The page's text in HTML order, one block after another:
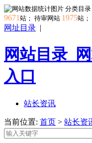
分类目录
9671 站； 待审网站 1975站；
网址目录 |
网站目录_
入口
站长资讯
当前位置: 首页 > 站长资